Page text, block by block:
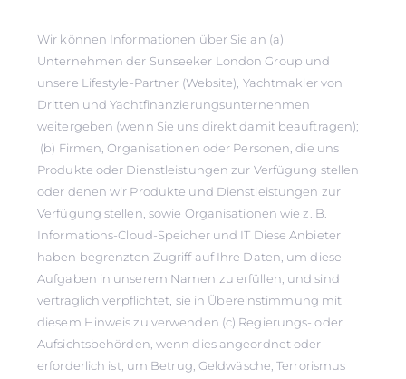
Wir können Informationen über Sie an (a)
Unternehmen der Sunseeker London Group und
unsere Lifestyle-Partner (Website), Yachtmakler von
Dritten und Yachtfinanzierungsunternehmen
weitergeben (wenn Sie uns direkt damit beauftragen);
(b) Firmen, Organisationen oder Personen, die uns
Produkte oder Dienstleistungen zur Verfügung stellen
oder denen wir Produkte und Dienstleistungen zur
Verfügung stellen, sowie Organisationen wie z. B.
Informations-Cloud-Speicher und IT Diese Anbieter
haben begrenzten Zugriff auf Ihre Daten, um diese
Aufgaben in unserem Namen zu erfüllen, und sind
vertraglich verpflichtet, sie in Übereinstimmung mit
diesem Hinweis zu verwenden (c) Regierungs- oder
Aufsichtsbehörden, wenn dies angeordnet oder
erforderlich ist, um Betrug, Geldwäsche, Terrorismus